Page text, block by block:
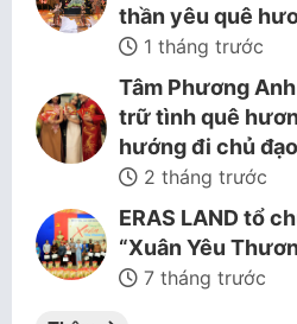
thần yêu quê
1 tháng trước
Tâm Phương
trữ tình quê
hướng đi chủ
2 tháng trước
ERAS LAND tổ
“Xuân Yêu
7 tháng trước